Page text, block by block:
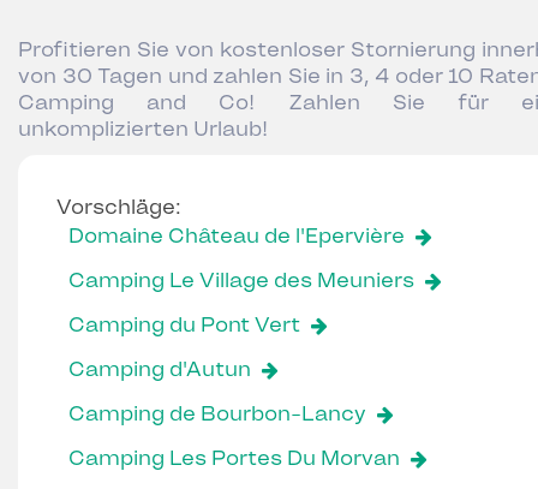
Profitieren Sie von kostenloser Stornierung
von 30 Tagen und zahlen Sie in 3, 4 oder 10
Camping and Co! Zahlen Sie für
unkomplizierten Urlaub!
Vorschläge:
Domaine Château de l'Epervière
Camping Le Village des Meuniers
Camping du Pont Vert
Camping d'Autun
Camping de Bourbon-Lancy
Camping Les Portes Du Morvan